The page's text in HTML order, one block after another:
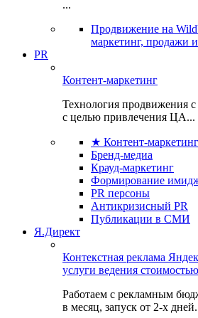
...
Продвижение на
маркетинг, продажи
PR
Контент-маркетинг
Технология продвижения
с целью привлечения ЦА...
★ Контент-маркетинг
Бренд-медиа
Крауд-маркетинг
Формирование
PR персоны
Антикризисный PR
Публикации в СМИ
Я.Директ
Контекстная реклама
услуги ведения
Работаем с рекламным
в месяц, запуск от 2-х